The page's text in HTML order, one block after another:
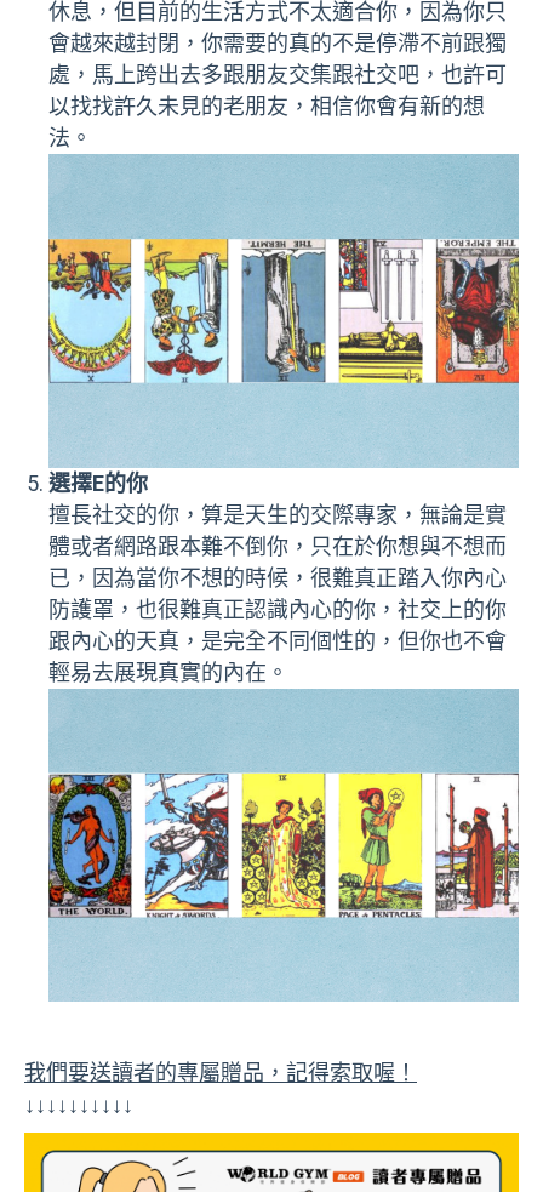
休息，但目前的生活方式不太適合你，因為你只
會越來越封閉，你需要的真的不是停滯不前跟獨
處，馬上跨出去多跟朋友交集跟社交吧，也許可
以找找許久未見的老朋友，相信你會有新的想
法。
選擇E的你
擅長社交的你，算是天生的交際專家，無論是實
體或者網路跟本難不倒你，只在於你想與不想而
已，因為當你不想的時候，很難真正踏入你內心
防護罩，也很難真正認識內心的你，社交上的你
跟內心的天真，是完全不同個性的，但你也不會
輕易去展現真實的內在。
我們要送讀者的專屬贈品，記得索取喔！
↓↓↓↓↓↓↓↓↓↓